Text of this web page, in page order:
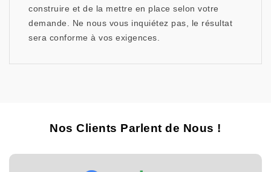
construire et de la mettre en place selon votre
demande. Ne nous vous inquiétez pas, le résultat
sera conforme à vos exigences.
Nos Clients Parlent de Nous !